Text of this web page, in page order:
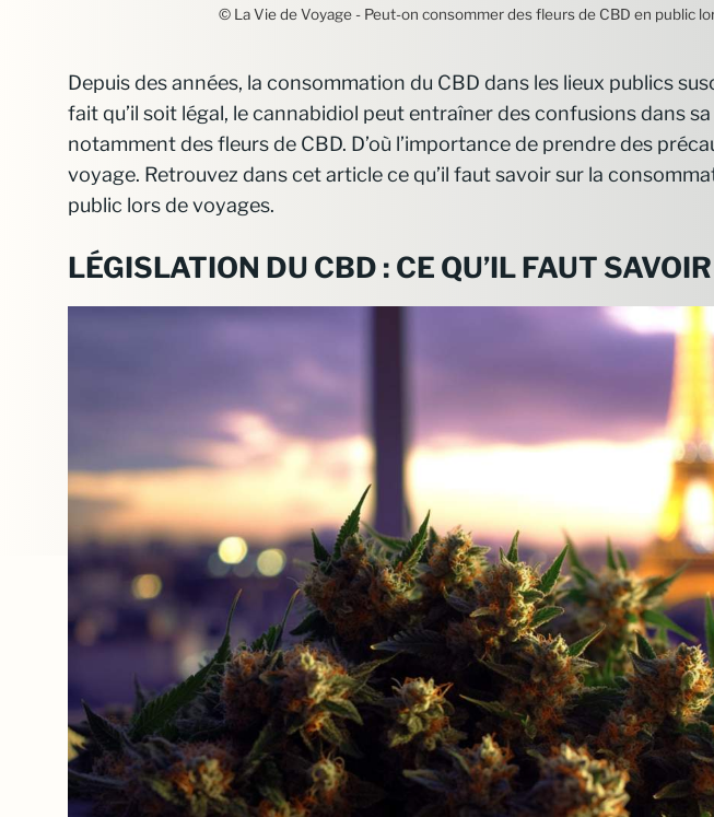
© La Vie de Voyage - Peut-on consommer des fleurs de CBD en public
Depuis des années, la consommation du CBD dans les lieux publics
fait qu’il soit légal, le cannabidiol peut entraîner des confusions dans
notamment des fleurs de CBD. D’où l’importance de prendre des
voyage. Retrouvez dans cet article ce qu’il faut savoir sur la
public lors de voyages.
LÉGISLATION DU CBD : CE QU’IL FAUT SAVOIR